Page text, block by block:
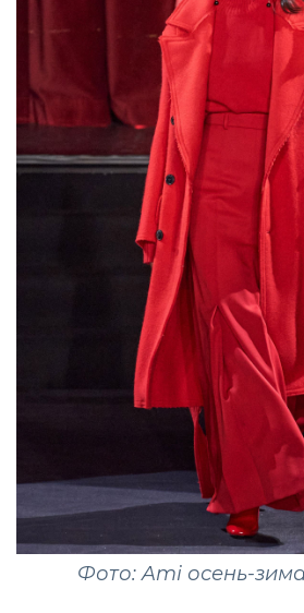
Фото: Ami осень-зима